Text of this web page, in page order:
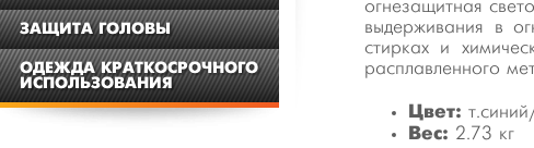
ЗАЩИТА ГОЛОВЫ
ОДЕЖДА КРАТКОСРОЧНОГО
ИСПОЛЬЗОВАНИЯ
огнезащитная
выдерживания в
стирках и
расплавленного
Цвет:
Вес: 2.73 кг